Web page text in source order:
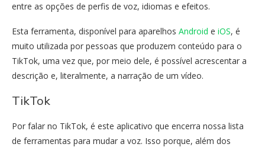
entre as opções de perfis de voz, idiomas e efeitos.
Esta ferramenta, disponível para aparelhos Android e iOS, é
muito utilizada por pessoas que produzem conteúdo para o
TikTok, uma vez que, por meio dele, é possível acrescentar a
descrição e, literalmente, a narração de um vídeo.
TikTok
Por falar no TikTok, é este aplicativo que encerra nossa lista
de ferramentas para mudar a voz. Isso porque, além dos